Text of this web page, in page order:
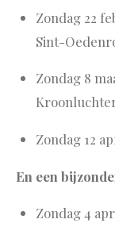
Zondag 22
Sint-
Zondag 8
Zondag 12
En een
Zondag 4